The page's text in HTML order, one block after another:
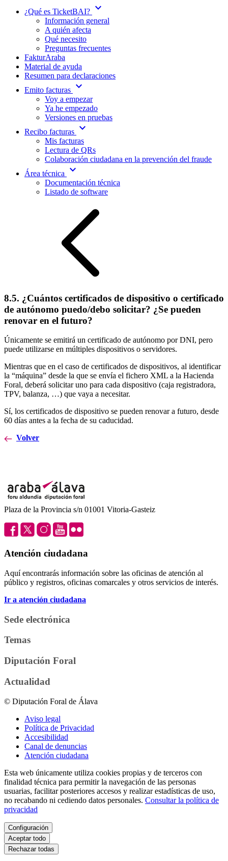
¿Qué es TicketBAI? expand_more
Información general
A quién afecta
Qué necesito
Preguntas frecuentes
FakturAraba
Material de ayuda
Resumen para declaraciones
Emito facturas expand_more
Voy a empezar
Ya he empezado
Versiones en pruebas
Recibo facturas expand_more
Mis facturas
Lectura de QRs
Colaboración ciudadana en la prevención del fraude
Área técnica
expand_more
Documentación técnica
Listado de software
8.5. ¿Cuántos certificados de dispositivo o certificado
de autónomo puedo/debo solicitar? ¿Se pueden
renovar en el futuro?
Únicamente se emitirá un certificado de autónomo por DNI, pero
puede utilizarse en múltiples dispositivos o servidores.
Mientras que en el caso de certificados de dispositivos, al identificar
la “máquina” desde la que se envía el fichero XML a la Hacienda
Foral, deberá solicitar uno para cada dispositivo (caja registradora,
TPV, balanza, …) que vaya a necesitar.
Sí, los certificados de dispositivo se pueden renovar a futuro, desde
60 días antes a la fecha de su caducidad.
Volver
Plaza de la Provincia s/n 01001 Vitoria-Gasteiz
Atención ciudadana
Aquí encontrarás información sobre las oficinas de atención al
público y registros, oficinas comarcales y otros servicios de interés.
Ir a atención ciudadana
Sede electrónica
Temas
Diputación Foral
Actualidad
© Diputación Foral de Álava
Aviso legal
Política de Privacidad
Accesibilidad
Canal de denuncias
Atención ciudadana
Esta web únicamente utiliza cookies propias y de terceros con
finalidad técnica para permitir la navegación de las personas
usuarias, facilitar posteriores accesos y realizar estadísticas de uso,
no recabando ni cediendo datos personales. Consultar la política de
privacidad
Configuración
Aceptar todo
Rechazar todas